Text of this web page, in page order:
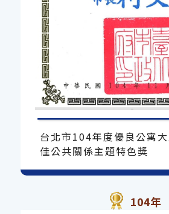
台北市104年度優良公寓
佳公共關係主題特色獎
104年